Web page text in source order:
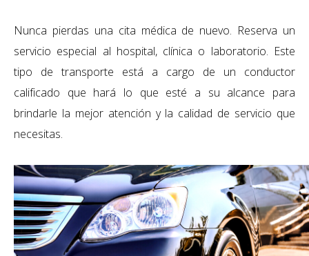
Nunca pierdas una cita médica de nuevo. Reserva un
servicio especial al hospital, clínica o laboratorio. Este
tipo de transporte está a cargo de un conductor
calificado que hará lo que esté a su alcance para
brindarle la mejor atención y la calidad de servicio que
necesitas.